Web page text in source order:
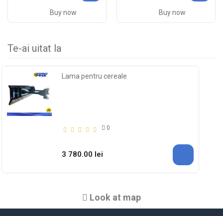
Buy now Buy now
Te-ai uitat la
Lama pentru cereale
0
3 780.00 lei
Look at map